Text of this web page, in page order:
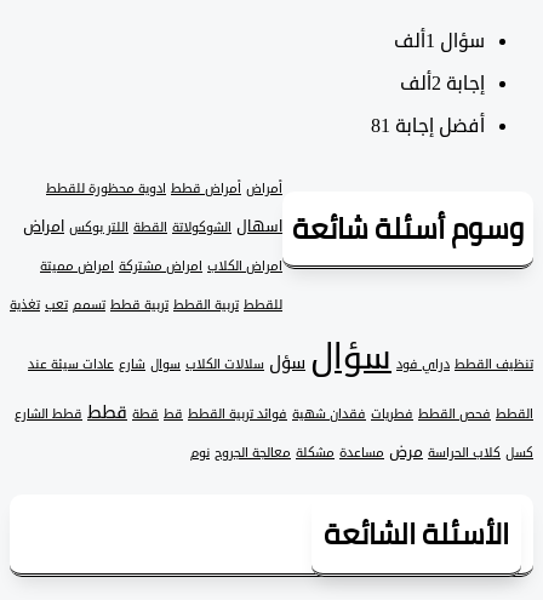
سؤال1ألف
‫إجابة 2ألف
أفضل إجابة 81
أسئلة شائعة
أمراض قطط ادوية محظورة للقطط
اسهال الشوكولاتة القطة اللتر بوكس امراض
امراض الكلاب امراض مشتركة امراض مميتة
تربية القطط تربية قطط تسمم تعب تغذية
القطط دراي فود سؤالسؤل سلالات الكلاب سوال شارع عادات سيئة عند
فحص القطط فطريات فقدان شهية فوائد تربية القطط قط قطة قطط قطط الشارع
الحراسة مرض مساعدة مشكلة معالجة الجروح نوم
الشائعة